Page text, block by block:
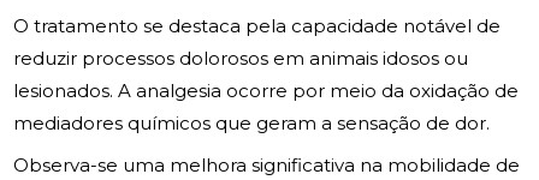
O tratamento se destaca pela capacidade notável de
reduzir processos dolorosos em animais idosos ou
lesionados. A analgesia ocorre por meio da oxidação de
mediadores químicos que geram a sensação de dor.
Observa-se uma melhora significativa na mobilidade de